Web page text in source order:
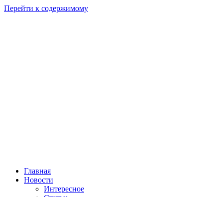
Перейти к содержимому
Главная
Новости
Интересное